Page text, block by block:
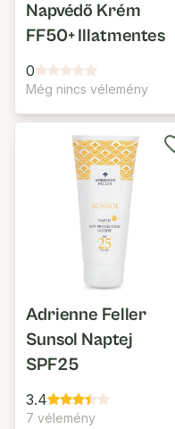
Napvédő Krém
FF50+ Illatmentes
0
Még nincs vélemény
Adrienne Feller
Sunsol Naptej
SPF25
3.4
7 vélemény